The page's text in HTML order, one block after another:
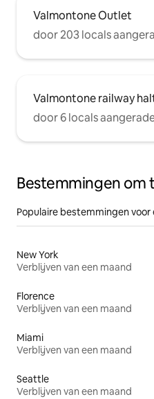
Valmontone Outlet
door 203 locals
Valmontone railway
door 6 locals
Bestemmingen om
Populaire bestemmingen
New York
Verblijven van een maand
Florence
Verblijven van een maand
Miami
Verblijven van een maand
Seattle
Verblijven van een maand